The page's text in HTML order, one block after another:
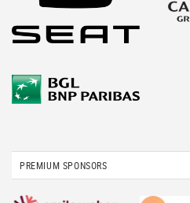
PREMIUM SPONSORS